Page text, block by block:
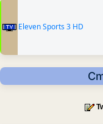
Eleven Sports 3 HD